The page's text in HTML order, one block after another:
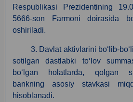
Respublikasi Prezidentining
5666-son Farmoni doirasida
oshiriladi.
3. Davlat aktivlarini boʻlib-
sotilgan dastlabki toʻlov
boʻlgan holatlarda, qolgan
bankning asosiy stavkasi
hisoblanadi.